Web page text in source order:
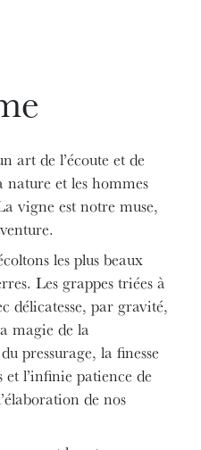
art de l’écoute et de
nature et les hommes
vigne est notre muse,
les plus beaux
Les grappes triées à
délicatesse, par gravité,
magie de la
pressurage, la finesse
et l’infinie patience de
de nos